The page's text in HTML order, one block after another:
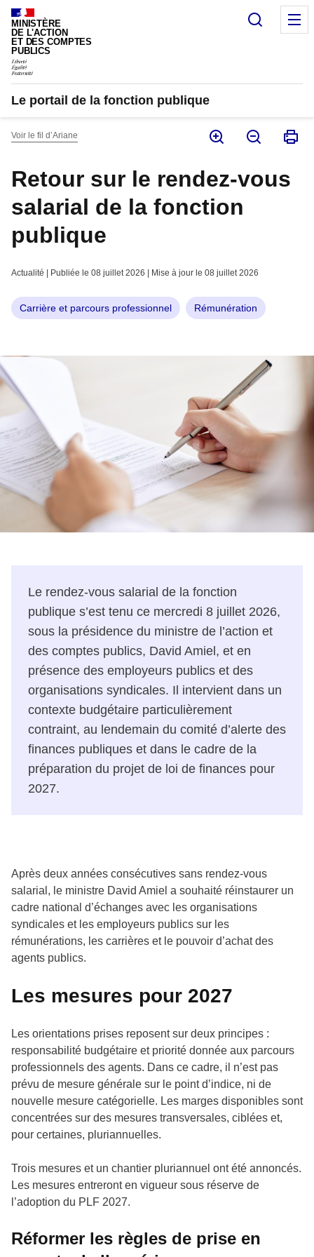
Panneau de gestion des cookies
MINISTÈRE
DE L'ACTION
ET DES COMPTES
PUBLICS
Le portail de la fonction publique
Voir le fil d’Ariane
Retour sur le rendez-vous
salarial de la fonction
publique
Actualité | Publiée le 08 juillet 2026 | Mise à jour le 08 juillet 2026
Carrière et parcours professionnel Rémunération
Le rendez-vous salarial de la fonction
publique s’est tenu ce mercredi 8 juillet 2026,
sous la présidence du ministre de l’action et
des comptes publics, David Amiel, et en
présence des employeurs publics et des
organisations syndicales. Il intervient dans un
contexte budgétaire particulièrement
contraint, au lendemain du comité d’alerte des
finances publiques et dans le cadre de la
préparation du projet de loi de finances pour
2027.
Après deux années consécutives sans rendez-vous
salarial, le ministre David Amiel a souhaité réinstaurer un
cadre national d’échanges avec les organisations
syndicales et les employeurs publics sur les
rémunérations, les carrières et le pouvoir d’achat des
agents publics.
Les mesures pour 2027
Les orientations prises reposent sur deux principes :
responsabilité budgétaire et priorité donnée aux parcours
professionnels des agents. Dans ce cadre, il n’est pas
prévu de mesure générale sur le point d’indice, ni de
nouvelle mesure catégorielle. Les marges disponibles sont
concentrées sur des mesures transversales, ciblées et,
pour certaines, pluriannuelles.
Trois mesures et un chantier pluriannuel ont été annoncés.
Les mesures entreront en vigueur sous réserve de
l’adoption du PLF 2027.
Réformer les règles de prise en